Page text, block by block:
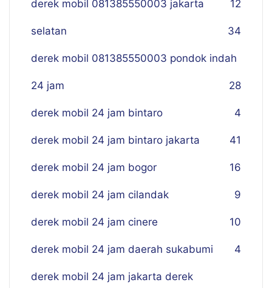
12
derek mobil 081385550003 jakarta
selatan 34
derek mobil 081385550003 pondok indah
24 jam 28
derek mobil 24 jam bintaro 4
derek mobil 24 jam bintaro jakarta 41
derek mobil 24 jam bogor 16
derek mobil 24 jam cilandak 9
derek mobil 24 jam cinere 10
derek mobil 24 jam daerah sukabumi 4
derek mobil 24 jam jakarta derek